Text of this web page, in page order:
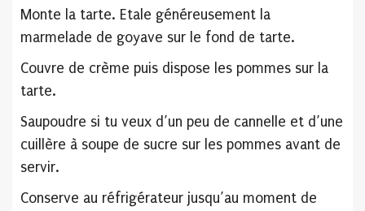
Monte la tarte. Etale généreusement la
marmelade de goyave sur le fond de tarte.
Couvre de crème puis dispose les pommes sur la
tarte.
Saupoudre si tu veux d’un peu de cannelle et d’une
cuillère à soupe de sucre sur les pommes avant de
servir.
Conserve au réfrigérateur jusqu’au moment de